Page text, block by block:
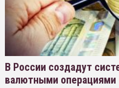
В России создадут
валютными операциями